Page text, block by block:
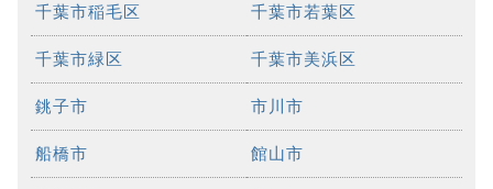
千葉市稲毛区 千葉市若葉区
千葉市緑区 千葉市美浜区
銚子市 市川市
船橋市 館山市